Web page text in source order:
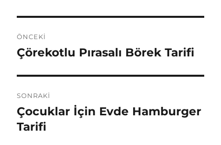
gezinmesi
ÖNCEKI
Önceki
Çörekotlu Pırasalı Börek Tarifi
SONRAKI
Sonraki
yazı:
Çocuklar İçin Evde Hamburger
Tarifi